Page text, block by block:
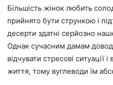
Більшість жінок любить
прийнято бути стрункою і
десерти здатні серйозно
Однак сучасним дамам
відчувати стресові ситуації
життя, тому вуглеводи їм